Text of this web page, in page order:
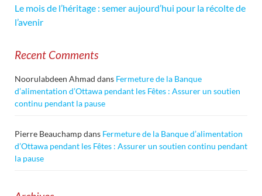
Le mois de l’héritage : semer aujourd’hui pour la récolte de
l’avenir
Recent Comments
Noorulabdeen Ahmad dans Fermeture de la Banque
d’alimentation d’Ottawa pendant les Fêtes : Assurer un soutien
continu pendant la pause
Pierre Beauchampdans Fermeture de la Banque d’alimentation
d’Ottawa pendant les Fêtes : Assurer un soutien continu pendant
la pause